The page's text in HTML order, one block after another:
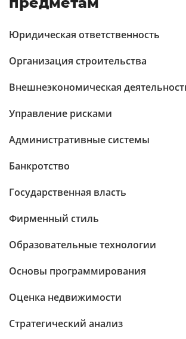
Юридическая ответственность
Организация строительства
Внешнеэкономическая
Управление рисками
Административные системы
Банкротство
Государственная власть
Фирменный стиль
Образовательные технологии
Основы программирования
Оценка недвижимости
Стратегический анализ